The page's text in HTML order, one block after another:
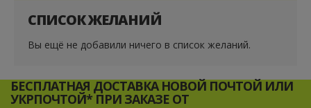
СПИСОК ЖЕЛАНИЙ
Вы ещё не добавили ничего в список желаний.
БЕСПЛАТНАЯ ДОСТАВКА НОВОЙ ПОЧТОЙ ИЛИ
УКРПОЧТОЙ* ПРИ ЗАКАЗЕ ОТ